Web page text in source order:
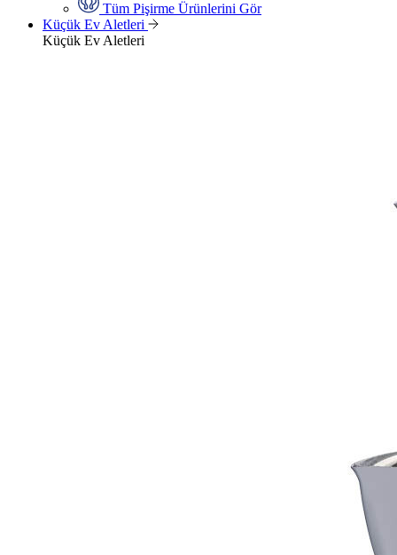
Tüm Pişirme Ürünlerini Gör
Küçük Ev Aletleri
Küçük Ev Aletleri